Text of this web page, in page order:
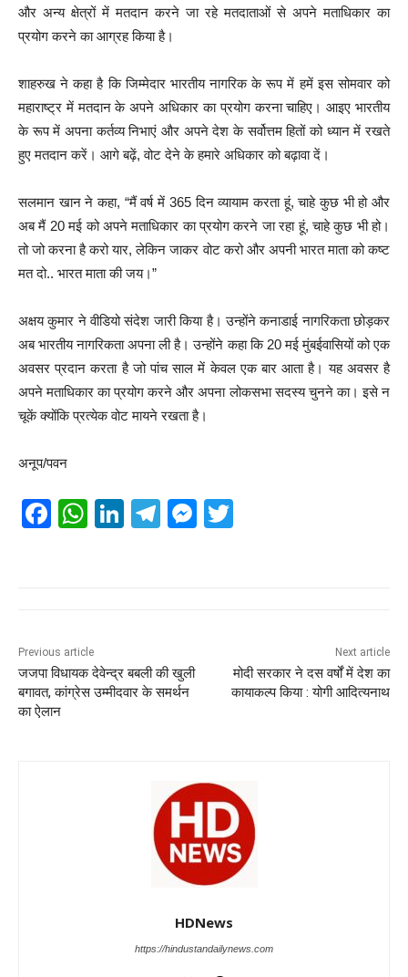
और अन्य क्षेत्रों में मतदान करने जा रहे मतदाताओं से अपने मताधिकार का
प्रयोग करने का आग्रह किया है।
शाहरुख ने कहा है कि जिम्मेदार भारतीय नागरिक के रूप में हमें इस सोमवार को
महाराष्ट्र में मतदान के अपने अधिकार का प्रयोग करना चाहिए। आइए भारतीय
के रूप में अपना कर्तव्य निभाएं और अपने देश के सर्वोत्तम हितों को ध्यान में रखते
हुए मतदान करें। आगे बढ़ें, वोट देने के हमारे अधिकार को बढ़ावा दें।
सलमान खान ने कहा, “मैं वर्ष में 365 दिन व्यायाम करता हूं, चाहे कुछ भी हो और
अब मैं 20 मई को अपने मताधिकार का प्रयोग करने जा रहा हूं, चाहे कुछ भी हो।
तो जो करना है करो यार, लेकिन जाकर वोट करो और अपनी भारत माता को कष्ट
मत दो.. भारत माता की जय।”
अक्षय कुमार ने वीडियो संदेश जारी किया है। उन्होंने कनाडाई नागरिकता छोड़कर
अब भारतीय नागरिकता अपना ली है। उन्होंने कहा कि 20 मई मुंबईवासियों को एक
अवसर प्रदान करता है जो पांच साल में केवल एक बार आता है। यह अवसर है
अपने मताधिकार का प्रयोग करने और अपना लोकसभा सदस्य चुनने का। इसे न
चूकें क्योंकि प्रत्येक वोट मायने रखता है।
अनूप/पवन
F
o
o
k
W
p
p
Li
T
m
M
Previous article
जजपा विधायक देवेन्द्र बबली की खुली
बगावत, कांग्रेस उम्मीदवार के समर्थन
का ऐलान
Next article
मोदी सरकार ने दस वर्षों में देश का
कायाकल्प किया : योगी आदित्यनाथ
HDNews
https://hindustandailynews.com